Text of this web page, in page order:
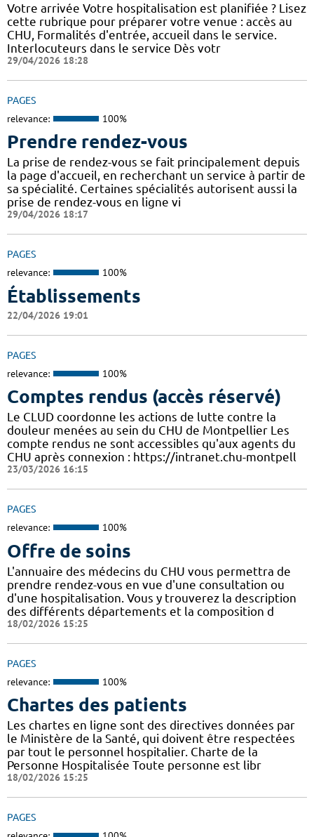
Votre arrivée Votre hospitalisation est planifiée ? Lisez
cette rubrique pour préparer votre venue : accès au
CHU, Formalités d'entrée, accueil dans le service.
Interlocuteurs dans le service Dès votr
29/04/2026 18:28
PAGES
relevance: 100%
Prendre rendez-vous
La prise de rendez-vous se fait principalement depuis
la page d'accueil, en recherchant un service à partir de
sa spécialité. Certaines spécialités autorisent aussi la
prise de rendez-vous en ligne vi
29/04/2026 18:17
PAGES
relevance: 100%
Établissements
22/04/2026 19:01
PAGES
relevance: 100%
Comptes rendus (accès réservé)
Le CLUD coordonne les actions de lutte contre la
douleur menées au sein du CHU de Montpellier Les
compte rendus ne sont accessibles qu'aux agents du
CHU après connexion : https://intranet.chu-montpell
23/03/2026 16:15
PAGES
relevance: 100%
Offre de soins
L'annuaire des médecins du CHU vous permettra de
prendre rendez-vous en vue d'une consultation ou
d'une hospitalisation. Vous y trouverez la description
des différents départements et la composition d
18/02/2026 15:25
PAGES
relevance: 100%
Chartes des patients
Les chartes en ligne sont des directives données par
le Ministère de la Santé, qui doivent être respectées
par tout le personnel hospitalier. Charte de la
Personne Hospitalisée Toute personne est libr
18/02/2026 15:25
PAGES